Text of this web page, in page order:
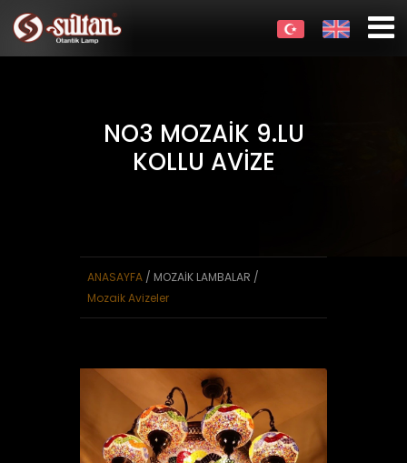
NO3 MOZAİK 9.LU
KOLLU AVİZE
ANASAYFA / MOZAİK LAMBALAR /
Mozaik Avizeler